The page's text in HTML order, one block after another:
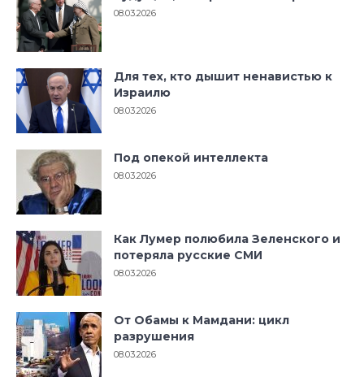
08.03.2026
Для тех, кто дышит ненавистью к
Израилю
08.03.2026
Под опекой интеллекта
08.03.2026
Как Лумер полюбила Зеленского и
потеряла русские СМИ
08.03.2026
От Обамы к Мамдани: цикл
разрушения
08.03.2026